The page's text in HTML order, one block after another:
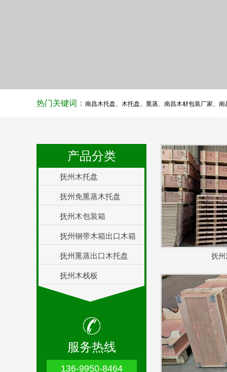
热门关键词： 南昌木托盘、 木托盘、 熏蒸、 南昌木材包装厂家、 南
产品分类
抚州木托盘
抚州免熏蒸木托盘
抚州木包装箱
抚州钢带木箱出口木箱
抚州熏蒸出口木托盘
抚州木栈板
服务热线
136-9950-8464
抚州